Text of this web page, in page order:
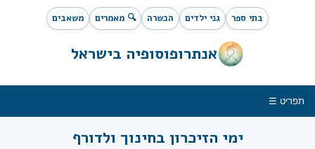
בתי ספר גני ילדים הכשרה 🔍 מאמרים משאבים
אנתרופוסופיה בישראל
תפריט ☰
ימי הזיכרון בחינוך ולדורף